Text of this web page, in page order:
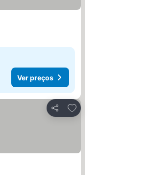
Ver preços
Partilhar
Adicionar aos favoritos